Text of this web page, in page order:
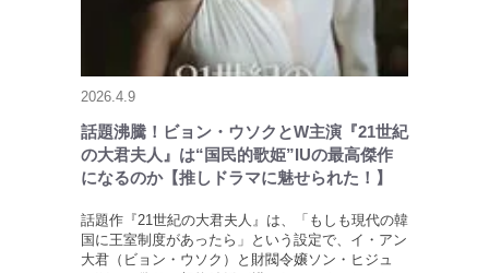
2026.4.9
話題沸騰！ビョン・ウソクとW主演『21世紀
の大君夫人』は“国民的歌姫”IUの最高傑作
になるのか【推しドラマに魅せられた！】
話題作『21世紀の大君夫人』は、「もしも現代の韓
国に王室制度があったら」という設定で、イ・アン
大君（ビョン・ウソク）と財閥令嬢ソン・ヒジュ